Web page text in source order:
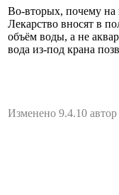
Во-вторых, почему на
Лекарство вносят в
объём воды, а не
вода из-под крана
Изменено 9.4.10